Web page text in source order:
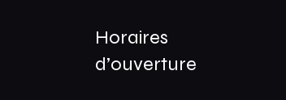
Horaires
d’ouverture